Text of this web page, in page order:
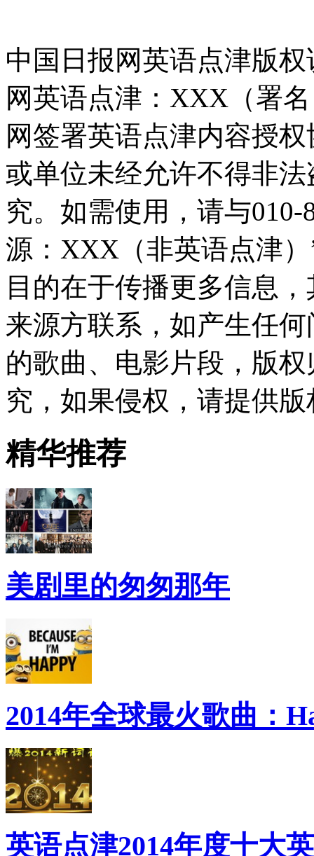
中国日报网英语点津版
网英语点津：XXX（署
网签署英语点津内容授
或单位未经允许不得非
究。如需使用，请与010-
源：XXX（非英语点津
目的在于传播更多信息
来源方联系，如产生任
的歌曲、电影片段，版
究，如果侵权，请提供
精华推荐
美剧里的匆匆那年
2014年全球最火歌曲：
英语点津2014年度十大